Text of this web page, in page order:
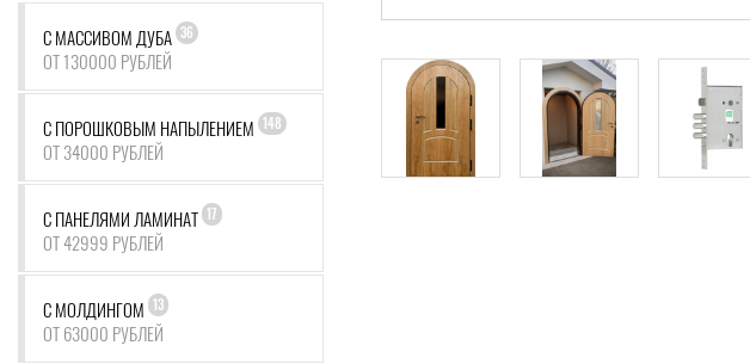
С МАССИВОМ ДУБА 36
ОТ 130000 РУБЛЕЙ
С ПОРОШКОВЫМ НАПЫЛЕНИЕМ 148
ОТ 34000 РУБЛЕЙ
С ПАНЕЛЯМИ ЛАМИНАТ 17
ОТ 42999 РУБЛЕЙ
С МОЛДИНГОМ 13
ОТ 63000 РУБЛЕЙ